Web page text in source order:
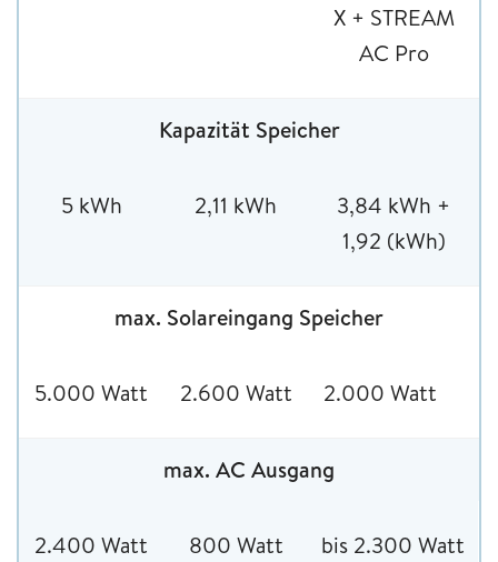
X + STREAM
AC Pro
Kapazität Speicher
5 kWh 2,11 kWh
3,84 kWh +
1,92 (kWh)
max. Solareingang Speicher
5.000 Watt 2.600 Watt 2.000 Watt
max. AC Ausgang
2.400 Watt 800 Watt bis 2.300 Watt